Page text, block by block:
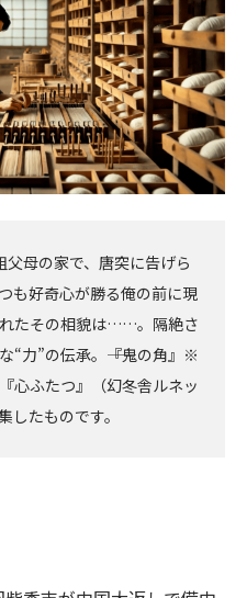
母の家で、唐突に告げら
も好奇心が勝る俺の前に現
たその相貌は……。隔絶さ
力”の伝承。――『鬼の角』※
心ふたつ』（幻冬舎ルネッ
したものです。